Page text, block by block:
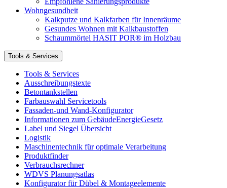
Wohngesundheit
Kalkputze und Kalkfarben für Innenräume
Gesundes Wohnen mit Kalkbaustoffen
Schaummörtel HASIT POR® im Holzbau
Tools & Services
Tools & Services
Ausschreibungstexte
Betontankstellen
Farbauswahl Servicetools
Fassaden-und Wand-Konfigurator
Informationen zum GebäudeEnergieGesetz
Label und Siegel Übersicht
Logistik
Maschinentechnik für optimale Verarbeitung
Produktfinder
Verbrauchsrechner
WDVS Planungsatlas
Konfigurator für Dübel & Montageelemente